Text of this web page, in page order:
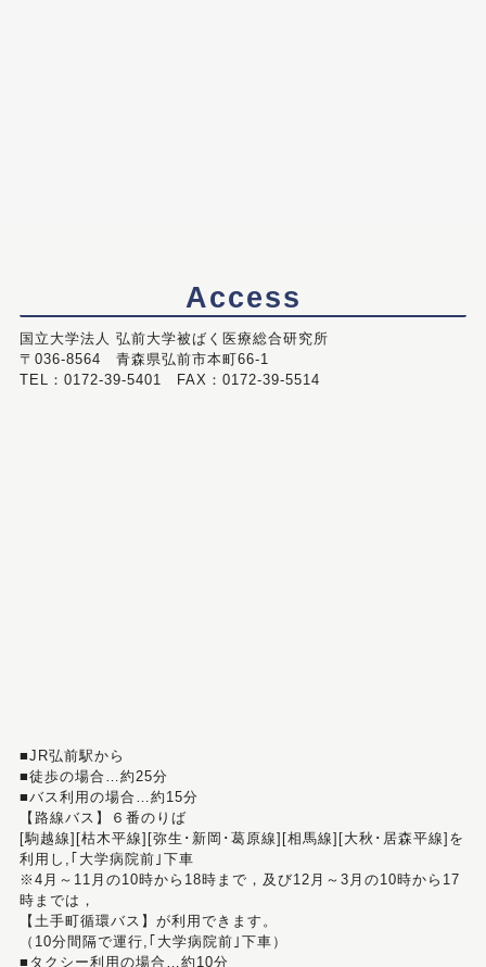
Access
国立大学法人 弘前大学被ばく医療総合研究所
〒036-8564 青森県弘前市本町66-1
TEL：0172-39-5401 FAX：0172-39-5514
■JR弘前駅から
■徒歩の場合…約25分
■バス利用の場合…約15分
【路線バス】６番のりば
[駒越線][枯木平線][弥生･新岡･葛原線][相馬線][大秋･居森平線]を
利用し,｢大学病院前｣下車
※4月～11月の10時から18時まで，及び12月～3月の10時から17
時までは，
【土手町循環バス】が利用できます。
（10分間隔で運行,｢大学病院前｣下車）
■タクシー利用の場合…約10分